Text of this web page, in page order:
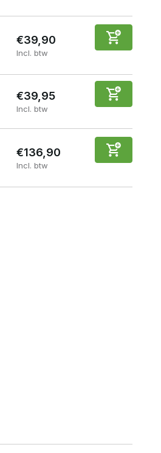
€39,90
Incl. btw
€39,95
Incl. btw
€136,90
Incl. btw